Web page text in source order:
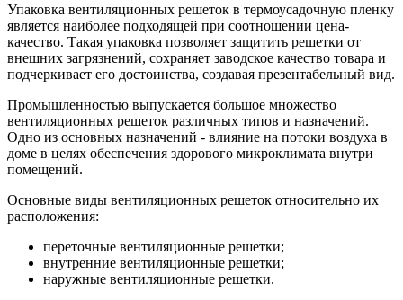
Упаковка вентиляционных решеток в термоусадочную пленку
является наиболее подходящей при соотношении цена-
качество. Такая упаковка позволяет защитить решетки от
внешних загрязнений, сохраняет заводское качество товара и
подчеркивает его достоинства, создавая презентабельный вид.
Промышленностью выпускается большое множество
вентиляционных решеток различных типов и назначений.
Одно из основных назначений - влияние на потоки воздуха в
доме в целях обеспечения здорового микроклимата внутри
помещений.
Основные виды вентиляционных решеток относительно их
расположения:
переточные вентиляционные решетки;
внутренние вентиляционные решетки;
наружные вентиляционные решетки.